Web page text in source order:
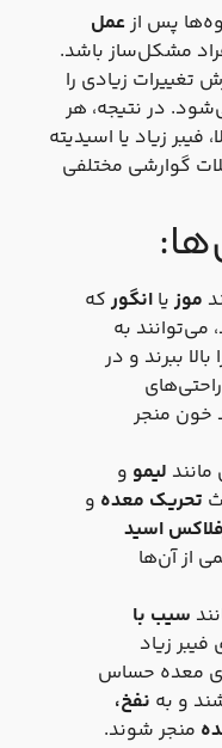
پس ازعمل
مشکل‌ساز باشد.
زیادی را
در نتیجه، هر
زیاد یا اسیدیته
گوارشی مختلفی
موزیاانگورکه
به
ببرند و در
خون منجر
لیموو
تحریک معدهو
اسید
از آن‌ها
سیب با
زیاد
معده حساس
و بهنفخ،
منجر شوند.